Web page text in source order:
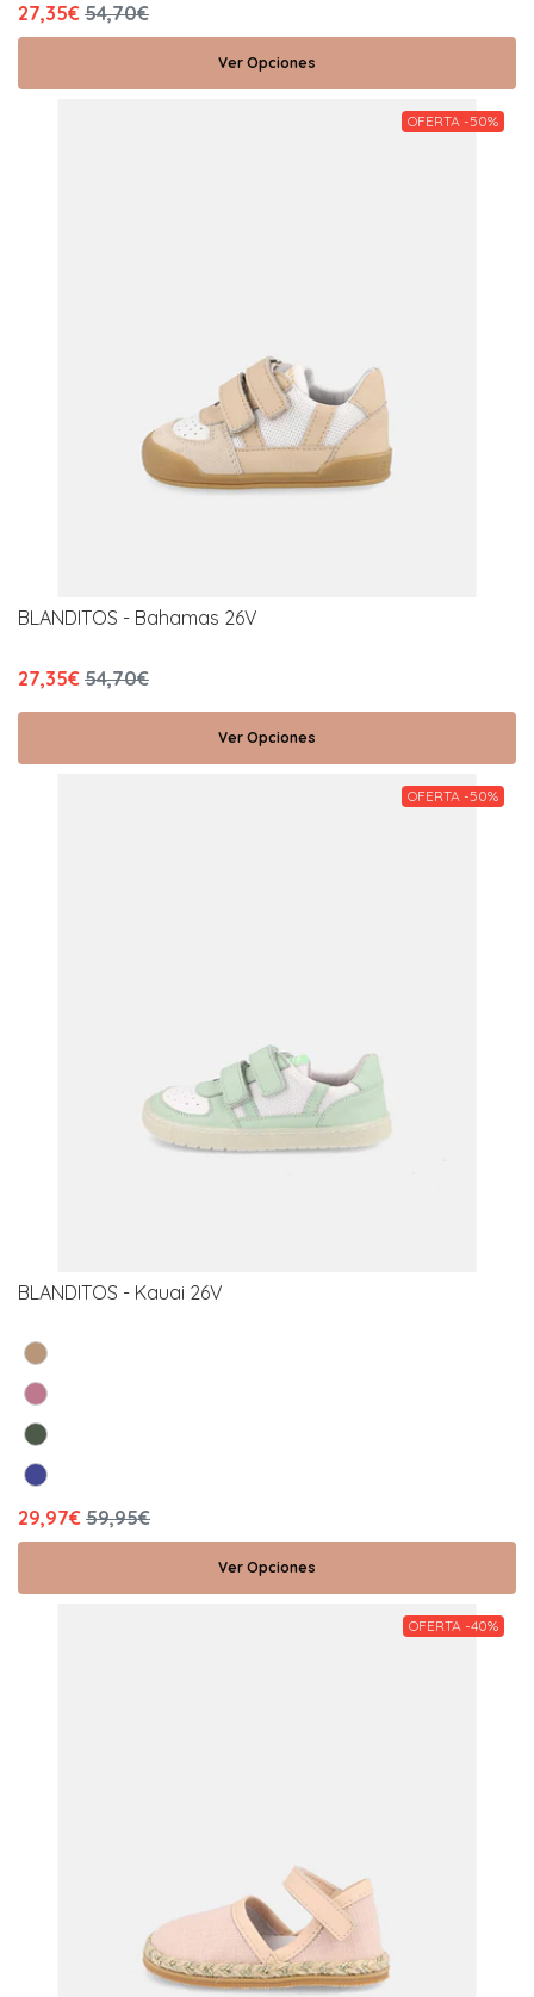
27,35€ 54,70€
Ver Opciones
OFERTA -50%
BLANDITOS - Bahamas 26V
27,35€ 54,70€
Ver Opciones
OFERTA -50%
BLANDITOS - Kauai 26V
29,97€ 59,95€
Ver Opciones
OFERTA -40%